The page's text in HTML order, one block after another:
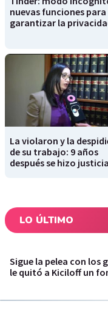
nuevas funciones para
garantizar la
La violaron y la
de su trabajo: 9 años
después se hizo justicia
LO ÚLTIMO
Sigue la pelea con los
le quitó a Kiciloff un